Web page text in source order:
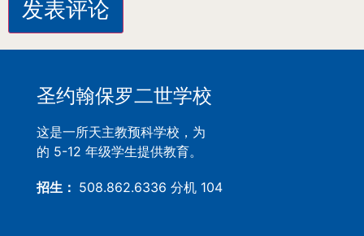
圣约翰保罗二世学校
这是一所天主教预科学校，为
的 5-12 年级学生提供教育。
招生： 508.862.6336 分机 104